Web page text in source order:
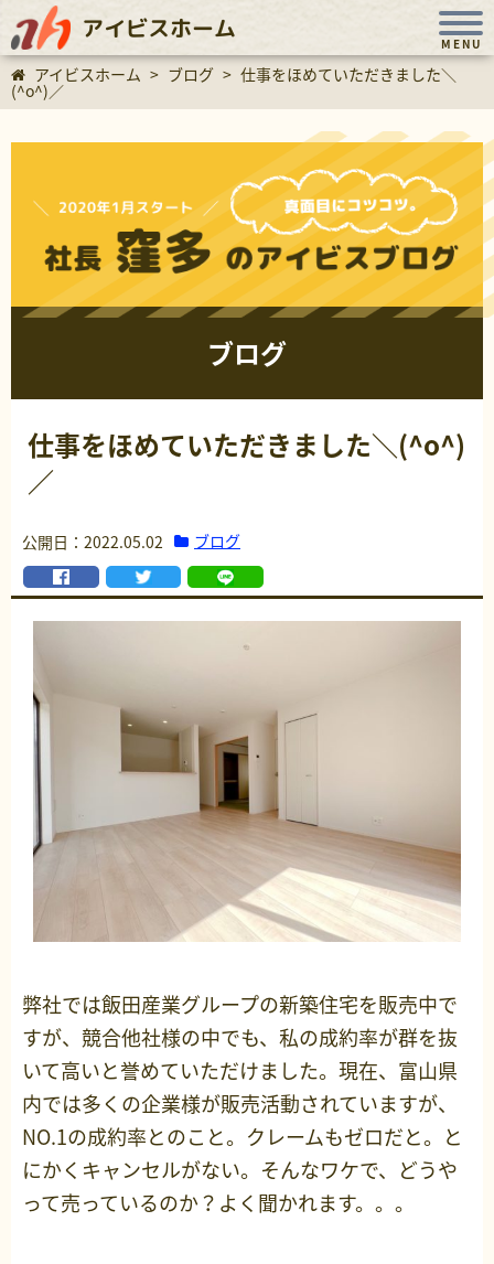
アイビスホーム
MENU
アイビスホーム > ブログ > 仕事をほめていただきました＼
(^o^)／
ブログ
仕事をほめていただきました＼(^o^)
／
公開日：2022.05.02 ブログ
弊社では飯田産業グループの新築住宅を販売中で
すが、競合他社様の中でも、私の成約率が群を抜
いて高いと誉めていただけました。現在、富山県
内では多くの企業様が販売活動されていますが、
NO.1の成約率とのこと。クレームもゼロだと。と
にかくキャンセルがない。そんなワケで、どうや
って売っているのか？よく聞かれます。。。